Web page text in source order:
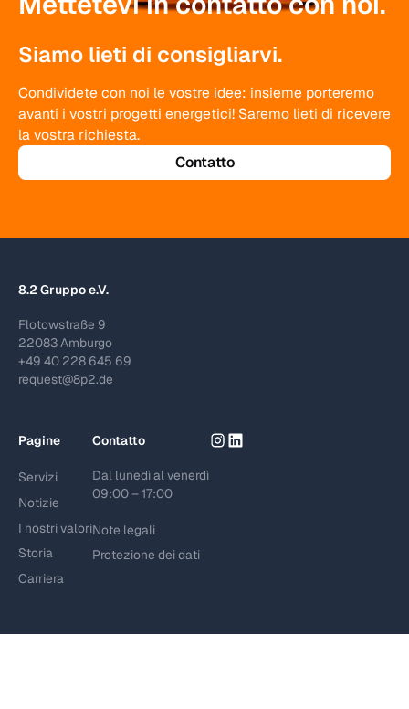
Siamo lieti di consigliarvi.
Condividete con noi le vostre idee: insieme porteremo
avanti i vostri progetti energetici! Saremo lieti di ricevere
la vostra richiesta.
Contatto
8.2 Gruppo e.V.
Flotowstraße 9
22083 Amburgo
+49 40 228 645 69
request@8p2.de
Pagine
Servizi
Notizie
I nostri valori
Storia
Carriera
Contatto
Dal lunedì al venerdì
09:00 – 17:00
Note legali
Protezione dei dati